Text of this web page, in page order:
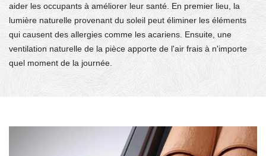
aider les occupants à améliorer leur santé. En premier lieu, la
lumière naturelle provenant du soleil peut éliminer les éléments
qui causent des allergies comme les acariens. Ensuite, une
ventilation naturelle de la pièce apporte de l'air frais à n'importe
quel moment de la journée.